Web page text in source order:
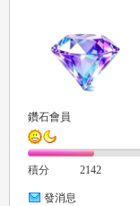
鑽石會員
積分 2142
發消息